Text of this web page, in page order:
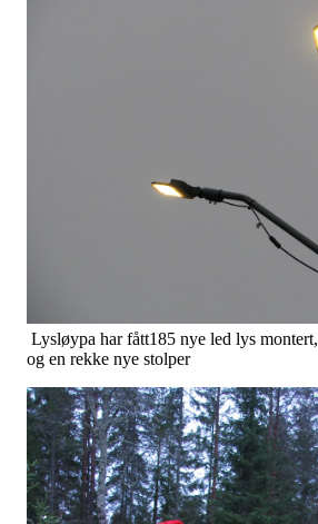
Lysløypa har fått185 nye led lys
og en rekke nye stolper